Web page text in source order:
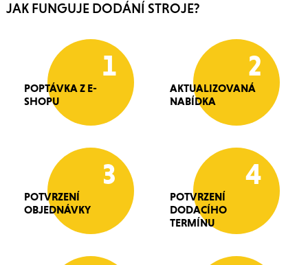
JAK FUNGUJE DODÁNÍ STROJE?
1
POPTÁVKA Z E-
SHOPU
2
AKTUALIZOVANÁ
NABÍDKA
3
POTVRZENÍ
OBJEDNÁVKY
4
POTVRZENÍ
DODACÍHO
TERMÍNU